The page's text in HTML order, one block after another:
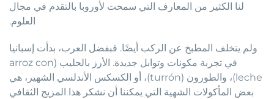
لنا الكثير من المعارف التي سمحت لأوروبا بالتقدم في مجال
العلوم.
ولم يتخلف المطبخ عن الركب أيضًا. فبفضل العرب، بدأت إسبانيا
في تجربة مكونات وتوابل جديدة. الأرز بالحليب (arroz con
leche)، والطورون (turrón)، أو الكسكس الأندلسي الشهير، هي
بعض المأكولات الشهية التي يمكننا أن نشكر هذا المزيج الثقافي